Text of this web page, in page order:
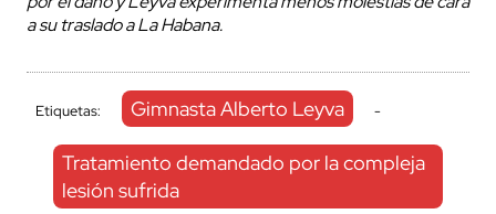
a su traslado a La Habana.
Etiquetas: Gimnasta Alberto Leyva -
Tratamiento demandado por la compleja
lesión sufrida